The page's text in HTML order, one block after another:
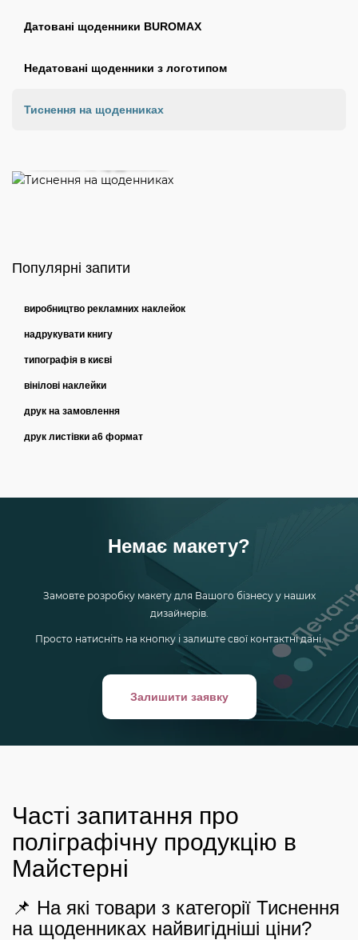
Часті запитання про
поліграфічну продукцію в
Майстерні
📌 На які товари з категорії Тиснення
на щоденниках найвигідніші ціни?
Датовані щоденники BUROMAX
Недатовані щоденники з логотипом
Тиснення на щоденниках
Популярні запити
виробництво рекламних наклейок
надрукувати книгу
типографія в києві
вінілові наклейки
друк на замовлення
друк листівки a6 формат
Немає макету?
Замовте розробку макету для Вашого бізнесу у наших
дизайнерів.
Просто натисніть на кнопку і залиште свої контактні дані.
Залишити заявку